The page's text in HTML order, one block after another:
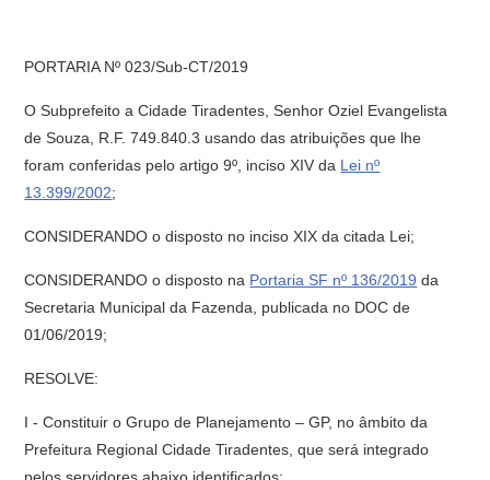
PORTARIA Nº 023/Sub-CT/2019
O Subprefeito a Cidade Tiradentes, Senhor Oziel Evangelista
de Souza, R.F. 749.840.3 usando das atribuições que lhe
foram conferidas pelo artigo 9º, inciso XIV da Lei nº
13.399/2002;
CONSIDERANDO o disposto no inciso XIX da citada Lei;
CONSIDERANDO o disposto na Portaria SF nº 136/2019 da
Secretaria Municipal da Fazenda, publicada no DOC de
01/06/2019;
RESOLVE:
I - Constituir o Grupo de Planejamento – GP, no âmbito da
Prefeitura Regional Cidade Tiradentes, que será integrado